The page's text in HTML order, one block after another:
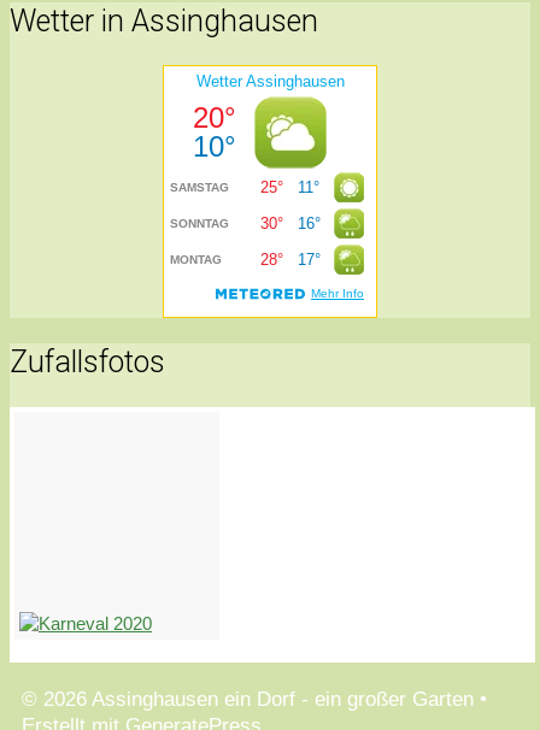
Wetter in Assinghausen
Zufallsfotos
© 2026 Assinghausen ein Dorf - ein großer Garten •